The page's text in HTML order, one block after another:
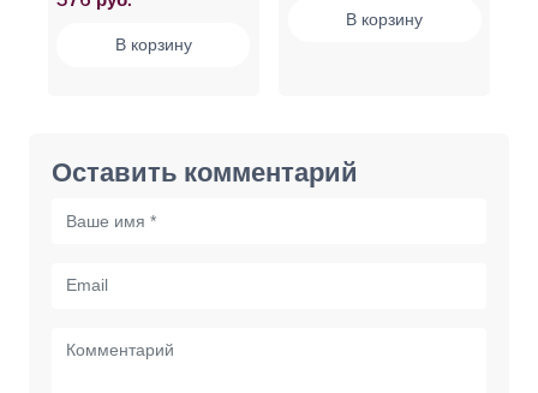
В корзину
В корзину
Оставить комментарий